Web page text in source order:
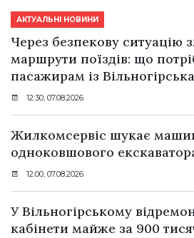
АКТУАЛЬНІ НОВИНИ
Через безпекову ситуацію
маршрути поїздів: що
пасажирам із Вільногірська
12:30, 07.08.2026
Жилкомсервіс шукає
одноковшового
12:00, 07.08.2026
У Вільногірському
кабінети майже за 900